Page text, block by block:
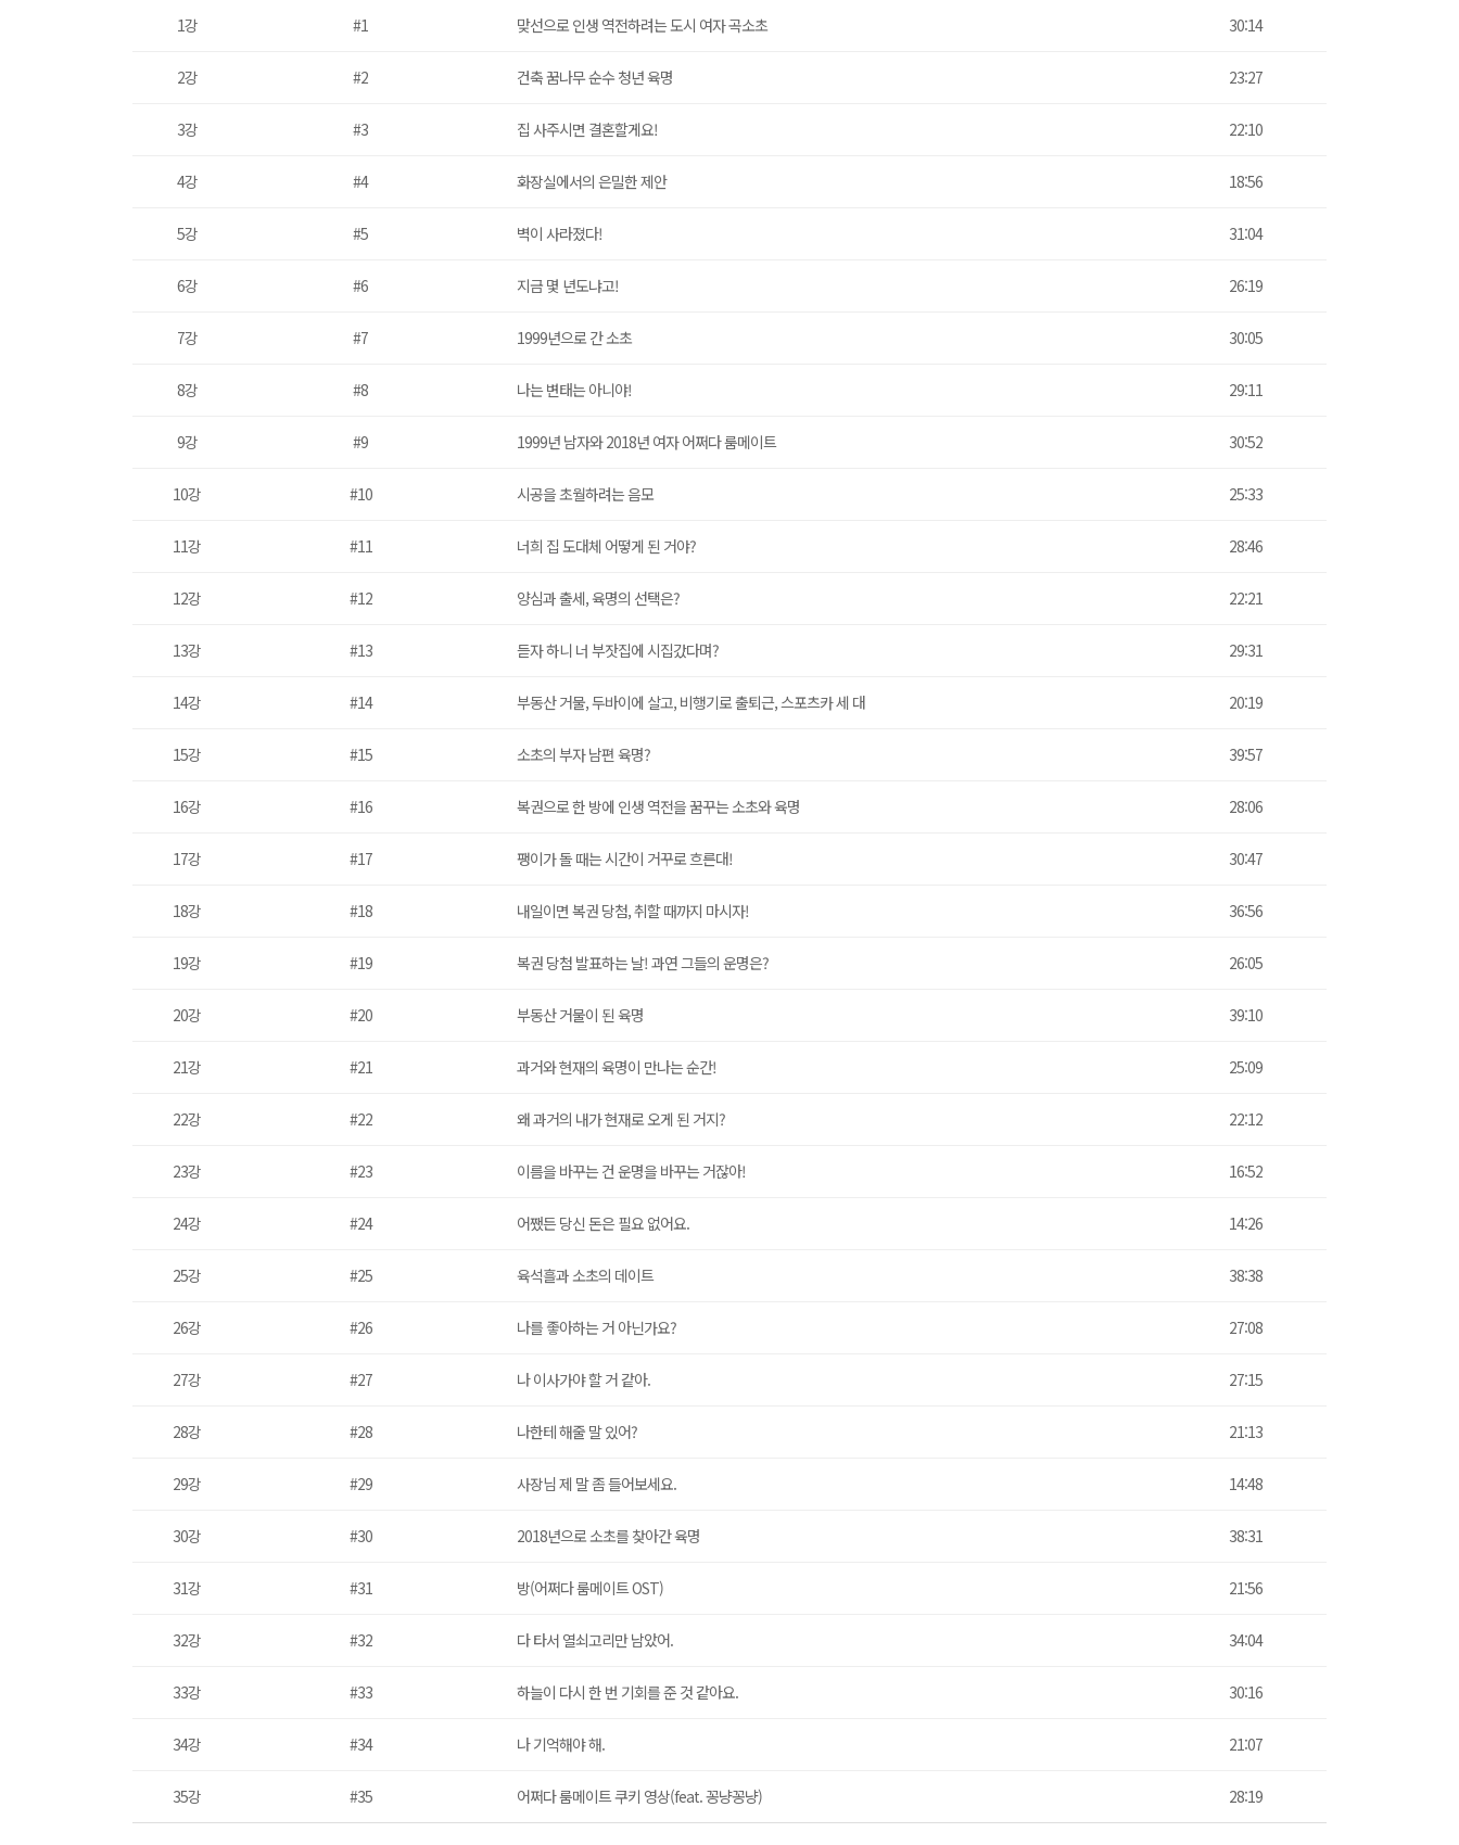
1강 #1 맞선으로 인생 역전하려는 도시 여자 곡소초 30:14
2강 #2 건축 꿈나무 순수 청년 육명 23:27
3강 #3 집 사주시면 결혼할게요! 22:10
4강 #4 화장실에서의 은밀한 제안 18:56
5강 #5 벽이 사라졌다! 31:04
6강 #6 지금 몇 년도냐고! 26:19
7강 #7 1999년으로 간 소초 30:05
8강 #8 나는 변태는 아니야! 29:11
9강 #9 1999년 남자와 2018년 여자 어쩌다 룸메이트 30:52
10강 #10 시공을 초월하려는 음모 25:33
11강 #11 너희 집 도대체 어떻게 된 거야? 28:46
12강 #12 양심과 출세, 육명의 선택은? 22:21
13강 #13 듣자 하니 너 부잣집에 시집갔다며? 29:31
14강 #14 부동산 거물, 두바이에 살고, 비행기로 출퇴근, 스포츠카 세 대 20:19
15강 #15 소초의 부자 남편 육명? 39:57
16강 #16 복권으로 한 방에 인생 역전을 꿈꾸는 소초와 육명 28:06
17강 #17 팽이가 돌 때는 시간이 거꾸로 흐른대! 30:47
18강 #18 내일이면 복권 당첨, 취할 때까지 마시자! 36:56
19강 #19 복권 당첨 발표하는 날! 과연 그들의 운명은? 26:05
20강 #20 부동산 거물이 된 육명 39:10
21강 #21 과거와 현재의 육명이 만나는 순간! 25:09
22강 #22 왜 과거의 내가 현재로 오게 된 거지? 22:12
23강 #23 이름을 바꾸는 건 운명을 바꾸는 거잖아! 16:52
24강 #24 어쨌든 당신 돈은 필요 없어요. 14:26
25강 #25 육석흘과 소초의 데이트 38:38
26강 #26 나를 좋아하는 거 아닌가요? 27:08
27강 #27 나 이사가야 할 거 같아. 27:15
28강 #28 나한테 해줄 말 있어? 21:13
29강 #29 사장님 제 말 좀 들어보세요. 14:48
30강 #30 2018년으로 소초를 찾아간 육명 38:31
31강 #31 방(어쩌다 룸메이트 OST) 21:56
32강 #32 다 타서 열쇠고리만 남았어. 34:04
33강 #33 하늘이 다시 한 번 기회를 준 것 같아요. 30:16
34강 #34 나 기억해야 해. 21:07
35강 #35 어쩌다 룸메이트 쿠키 영상(feat. 꽁냥꽁냥) 28:19